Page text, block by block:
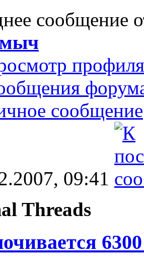
сообщение
профиля
сообщение
09:41
Threads